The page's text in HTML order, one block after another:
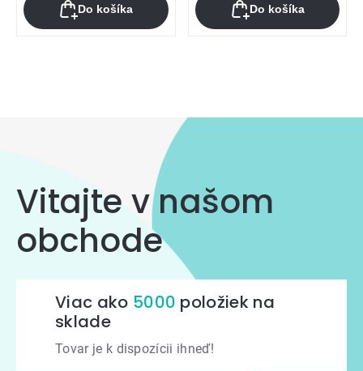
Do košíka Do košíka
prvky
výpisu
Vitajte v našom
obchode
Viac ako 5000 položiek na
sklade
Tovar je k dispozícii ihneď!